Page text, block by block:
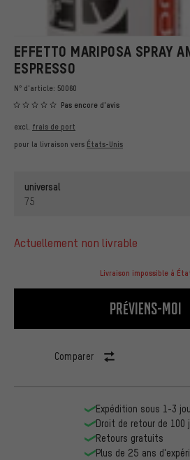
EFFETTO MARIPOSA SPRAY
ESPRESSO
N° d'article: 50060
Pas encore d'avis
excl. frais de port
pour la livraison vers États-Unis
universal
75
actuellement non livrable
Livraison impossible à
Préviens-moi
Comparer
Expédition sous 1-3
Droit de retour de 100
Retours gratuits
Plus de 25 ans